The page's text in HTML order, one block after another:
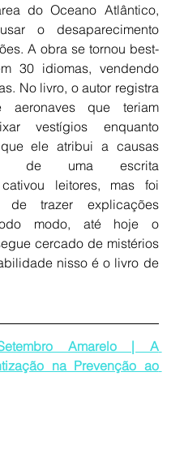
do Oceano Atlântico,
o desaparecimento
A obra se tornou best-
30 idiomas, vendendo
No livro, o autor registra
que teriam
vestígios enquanto
ele atribui a causas
de uma escrita
leitores, mas foi
de trazer explicações
modo, até hoje o
cercado de mistérios
nisso é o livro de
Amarelo | A
na Prevenção ao